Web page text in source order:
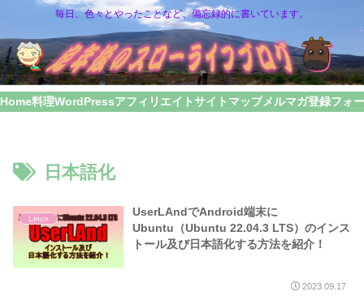
毎日、色々とやったことなど、備忘録的に書いています。
Home料理WordPressアフィリエイトサイトマップメルマガ登録フォ
日本語化
Linux
UserLAndでAndroid端末に
Ubuntu（Ubuntu 22.04.3 LTS）のインス
トール及び日本語化する方法を紹介！
2023.09.17